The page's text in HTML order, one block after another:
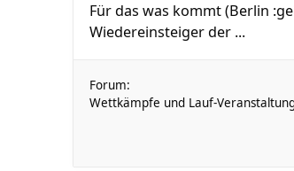
Für das was kommt (Berlin
Wiedereinsteiger der ...
Forum:
Wettkämpfe und Lauf-